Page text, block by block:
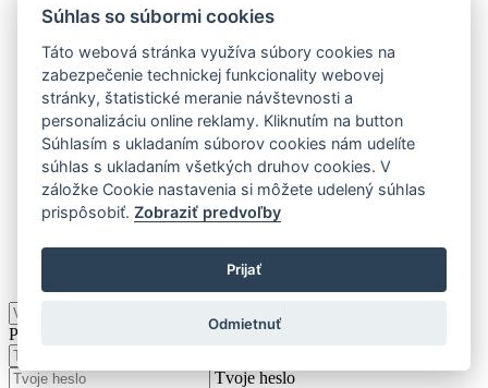
Ostatné
Spoločenské hry
Stanovanie a camping
Starožitnosti
Vstupenky
Zážitky
Zberateľstvo
Zobraziť všetky
Ostatné
Podkategórie
Prihlásiť
Tvoje heslo
Súhlas so súbormi cookies
Táto webová stránka využíva súbory cookies na
zabezpečenie technickej funkcionality webovej
stránky, štatistické meranie návštevnosti a
personalizáciu online reklamy. Kliknutím na button
Súhlasím s ukladaním súborov cookies nám udelíte
súhlas s ukladaním všetkých druhov cookies. V
záložke Cookie nastavenia si môžete udelený súhlas
prispôsobiť.Zobraziť predvoľby
Prijať
Odmietnuť